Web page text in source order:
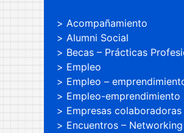
Acompañamiento
Alumni Social
Becas – Prácticas
Empleo
Empleo –
Empleo-emprendimiento
Empresas colaboradoras
Encuentros – Networking